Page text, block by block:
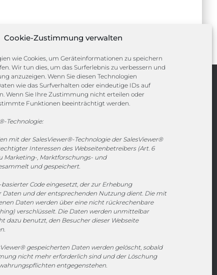
Cookie-Zustimmung verwalten
wie Cookies, um Geräteinformationen zu speichern
Wir tun dies, um das Surferlebnis zu verbessern und
anzuzeigen. Wenn Sie diesen Technologien
wie das Surfverhalten oder eindeutige IDs auf
Wenn Sie Ihre Zustimmung nicht erteilen oder
Funktionen beeinträchtigt werden.
Technologie:
mit der SalesViewer®-Technologie der SalesViewer®
Interessen des Webseitenbetreibers (Art. 6
Marketing-, Marktforschungs- und
und gespeichert.
Code eingesetzt, der zur Erhebung
Daten und der entsprechenden Nutzung dient. Die mit
Daten werden über eine nicht rückrechenbare
verschlüsselt. Die Daten werden unmittelbar
dazu benutzt, den Besucher dieser Webseite
gespeicherten Daten werden gelöscht, sobald
nicht mehr erforderlich sind und der Löschung
entgegenstehen.
Channels
Mo. - Do. 08:00 - 17:00 Uhr
Fr. 08:00 - 15:00 Uhr
Sponsoring